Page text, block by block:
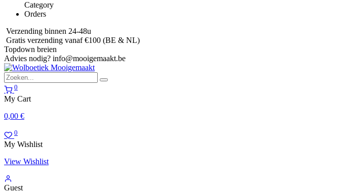
Category
Orders
Verzending binnen 24-48u
Gratis verzending vanaf €100 (BE & NL)
Topdown breien
Advies nodig? info@mooigemaakt.be
0
My Cart
0,00 €
0
My Wishlist
View Wishlist
Guest